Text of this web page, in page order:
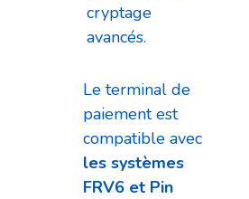
cryptage
avancés.
Le terminal de
paiement est
compatible avec
les systèmes
FRV6 et Pin